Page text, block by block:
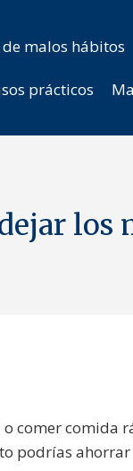
malos hábitos
prácticos
los
comer comida